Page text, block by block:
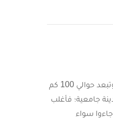
تقع مدينة كامبردج في شرق إنجلترا. وتبعد حوالي 100 كم
جامعية؛ فأغلب
سواء